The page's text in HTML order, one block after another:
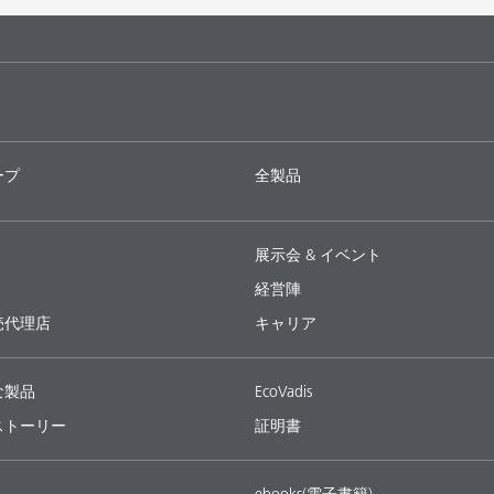
プ 全製品
代理店
展示会 & イベント
経営陣
キャリア
品
ーリー
EcoVadis
証明書